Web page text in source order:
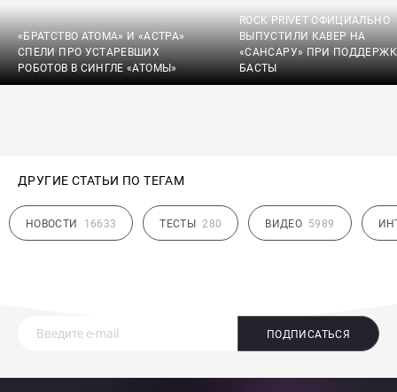
«БРАТСТВО АТОМА» И «АСТРА»
СПЕЛИ ПРО УСТАРЕВШИХ
РОБОТОВ В СИНГЛЕ «АТОМЫ»
ROCK PRIVET ОФИЦИАЛЬНО
ВЫПУСТИЛИ КАВЕР НА
«САНСАРУ» ПРИ
БАСТЫ
ДРУГИЕ СТАТЬИ ПО ТЕГАМ
НОВОСТИ 16633 ТЕСТЫ 280 ВИДЕО 5989
ПОДПИСАТЬСЯ